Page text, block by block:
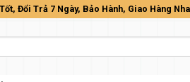
Đổi Trả 7 Ngày, Bảo Hành, Giao Hàng